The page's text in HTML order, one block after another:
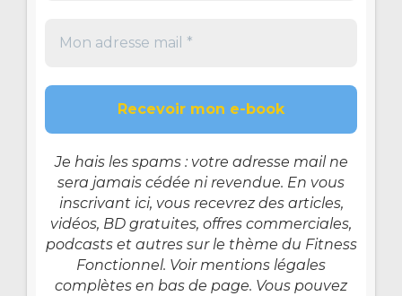
Je hais les spams : votre adresse mail ne
sera jamais cédée ni revendue. En vous
inscrivant ici, vous recevrez des articles,
vidéos, BD gratuites, offres commerciales,
podcasts et autres sur le thème du Fitness
Fonctionnel. Voir mentions légales
complètes en bas de page. Vous pouvez